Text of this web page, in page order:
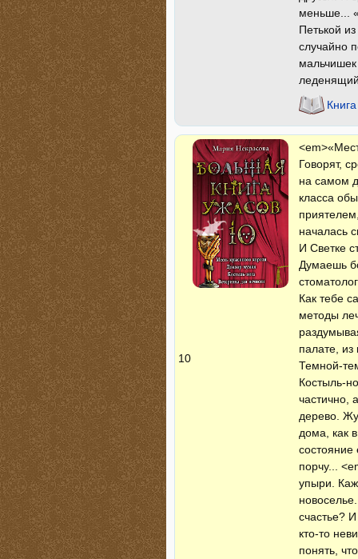
меньше...
Петькой
случайно
леденящий
10
Говорят,
на самом
класса
началась
И Светке
Думаешь
Как тебе
методы
палате, из
Темной-
Костыль-
частично,
дерево.
дома, как
состояние
порчу...
упыри.
счастье?
кто-то
понять,